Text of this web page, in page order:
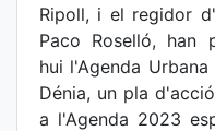
Ripoll, i el regidor
Paco Roselló, han
hui l'Agenda
Dénia, un pla
a l'Agenda 2023